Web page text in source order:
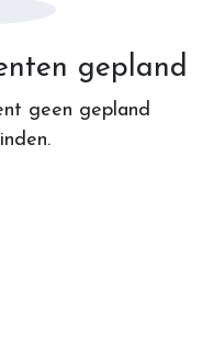
gepland
geen gepland